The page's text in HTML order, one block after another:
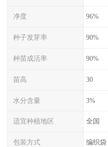
净度 96%
种子发芽率 90%
种苗成活率 90%
苗高 30
水分含量 3%
适宜种植地区 全国
包装方式 编织袋